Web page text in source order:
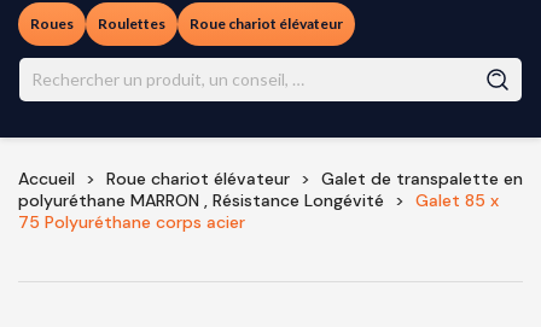
Roues Roulettes Roue chariot élévateur
Accueil Roue chariot élévateur
Galet de transpalette en
polyuréthane MARRON , Résistance Longévité
Galet 85 x
75 Polyuréthane corps acier